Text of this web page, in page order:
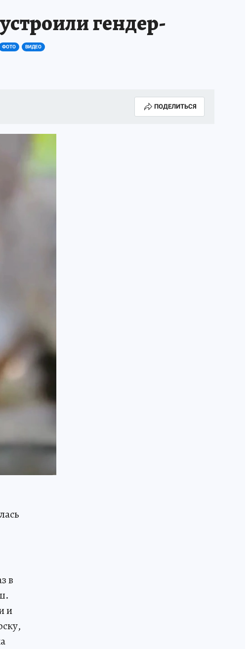
гендер-
ФОТО ВИДЕО
ПОДЕЛИТЬСЯ
в
и